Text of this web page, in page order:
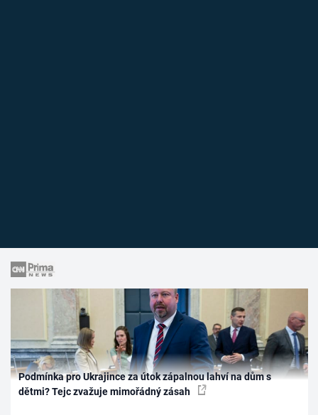
Podmínka pro Ukrajince za útok zápalnou lahví na dům s
dětmi? Tejc zvažuje mimořádný zásah